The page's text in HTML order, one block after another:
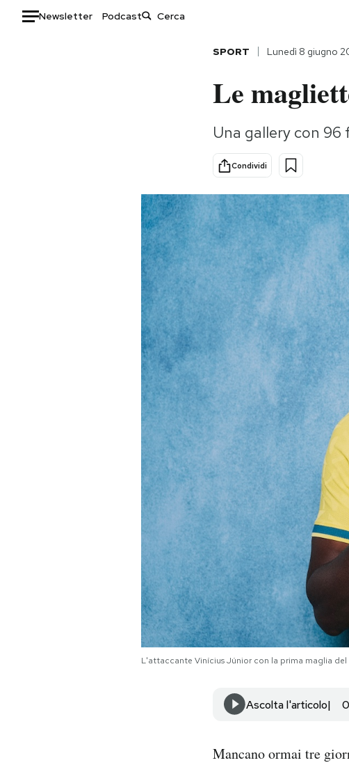
Newsletter Podcast
Consumismi
Storie/Idee
Ok Boomer!
Media
Europa
Altrecose
Mondiali calcio 2026
SPORT Lunedì 8 giugno
Le
Una gallery con 96
Condividi
L'attaccante Vinícius Júnior con la prima maglia del
Ascolta l'articolo
Mancano ormai tre